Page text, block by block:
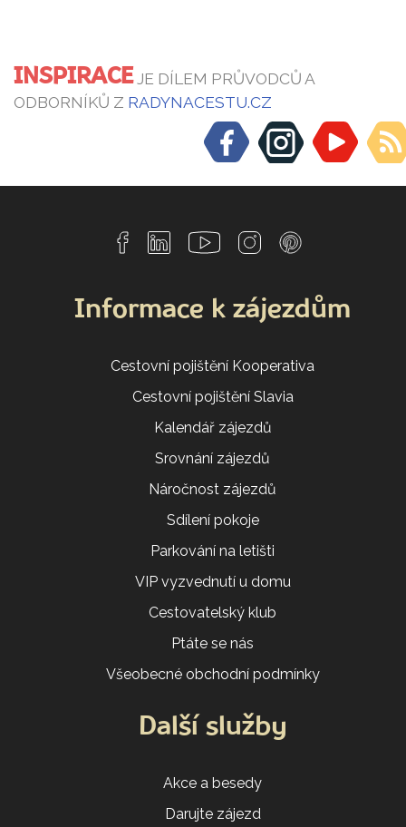
INSPIRACEJE DÍLEM PRŮVODCŮ A
ODBORNÍKŮ Z RADYNACESTU.CZ
Informace k zájezdům
Cestovní pojištění Kooperativa
Cestovní pojištění Slavia
Kalendář zájezdů
Srovnání zájezdů
Náročnost zájezdů
Sdílení pokoje
Parkování na letišti
VIP vyzvednutí u domu
Cestovatelský klub
Ptáte se nás
Všeobecné obchodní podmínky
Další služby
Akce a besedy
Darujte zájezd